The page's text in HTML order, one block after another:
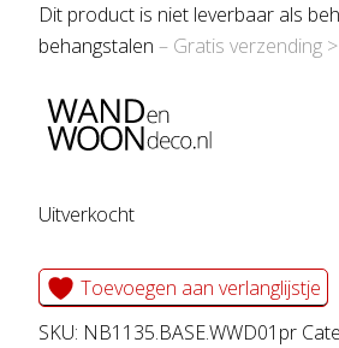
Dit product is niet leverbaar als
behangstalen – Gratis verzending
Uitverkocht
Toevoegen aan verlanglijstje
SKU: NB1135.BASE.WWD01pr